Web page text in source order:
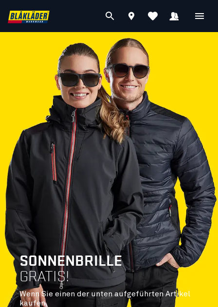
SONNENBRILLE
GRATIS!
Wenn Sie einen der unten aufgeführten Artikel
kaufen.